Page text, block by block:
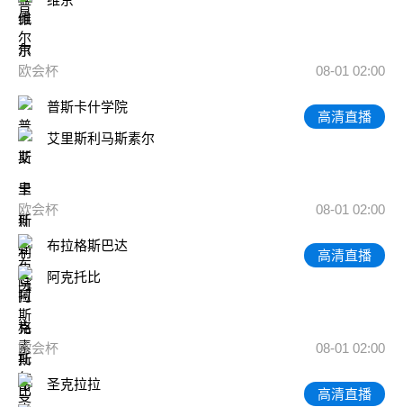
欧会杯 08-01 02:00
普斯卡什学院
艾里斯利马斯素尔
高清直播
欧会杯 08-01 02:00
布拉格斯巴达
阿克托比
高清直播
欧会杯 08-01 02:00
圣克拉拉
高清直播